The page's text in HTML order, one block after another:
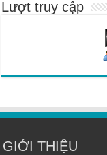
Lượt truy cập
GIỚI THIỆU